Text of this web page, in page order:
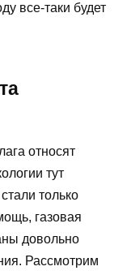
все-таки будет
относят
тут
только
газовая
довольно
Рассмотрим